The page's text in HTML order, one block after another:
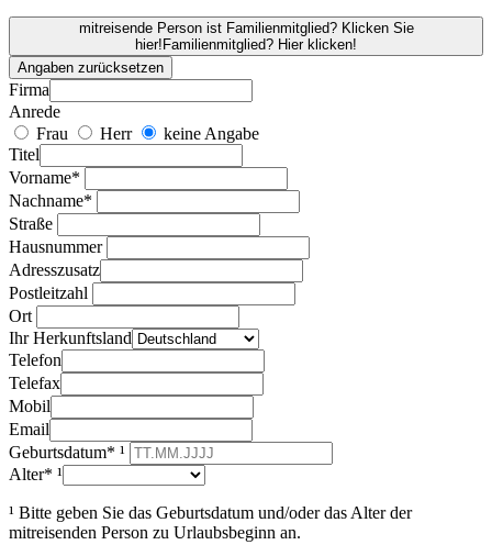
mitreisende Person ist Familienmitglied? Klicken Sie
hier! Familienmitglied? Hier klicken!
Angaben zurücksetzen
Firma
Anrede
Frau
Herr
keine Angabe
Titel
Vorname*
Nachname*
Straße
Hausnummer
Adresszusatz
Postleitzahl
Ort
Ihr Herkunftsland
Telefon
Telefax
Mobil
Email
Geburtsdatum* ¹
Alter* ¹
¹ Bitte geben Sie das Geburtsdatum und/oder das Alter der
mitreisenden Person zu Urlaubsbeginn an.